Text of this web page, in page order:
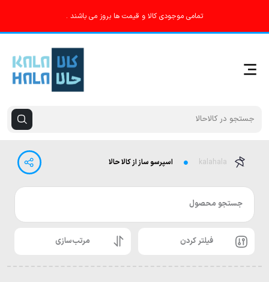
تمامی موجودی کالا و قیمت ها بروز می باشند .
kalahala اسپرسو ساز از کالا حالا
جستجو محصول
فیلتر کردن مرتب‌سازی